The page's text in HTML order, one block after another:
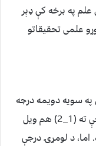
په برخه کې ډېر
علمی تحقیقاتو
سویه دویمه درجه
ډګري یا شهادتنامه، شمېرل کیږي. دغه درجې ته (1_2) هم ویل
د لومړۍ درجې